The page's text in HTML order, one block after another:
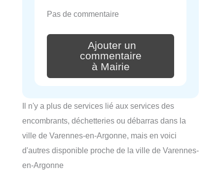
Pas de commentaire
Ajouter un
commentaire
à Mairie
Il n'y a plus de services lié aux services des
encombrants, déchetteries ou débarras dans la
ville de Varennes-en-Argonne, mais en voici
d'autres disponible proche de la ville de Varennes-
en-Argonne